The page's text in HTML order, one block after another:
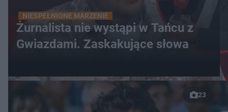
NIESPEŁNIONE MARZENIE
Żurnalista nie wystąpi w Tańcu z
Gwiazdami. Zaskakujące słowa
23